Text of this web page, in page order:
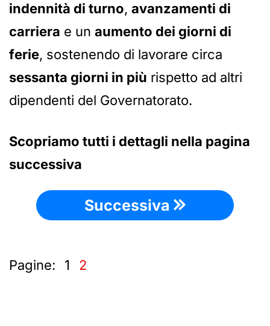
indennità di turno, avanzamenti di
carriera e un aumento dei giorni di
ferie, sostenendo di lavorare circa
sessanta giorni in più rispetto ad altri
dipendenti del Governatorato.
Scopriamo tutti i dettagli nella pagina
successiva
Successiva
Pagine: 1 2